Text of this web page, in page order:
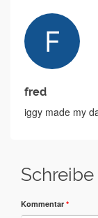
fred
iggy made my
Kommentar *